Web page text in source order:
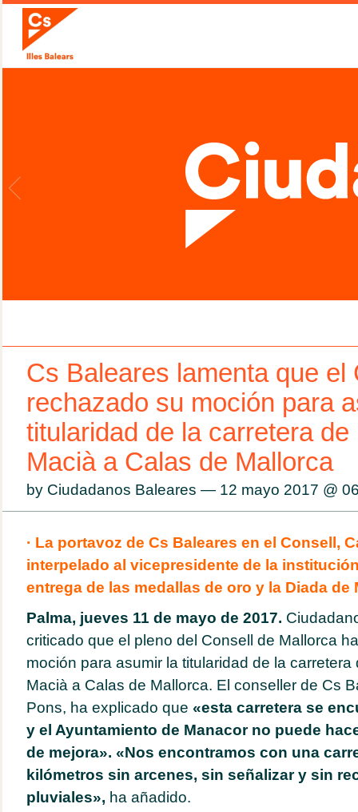
Cs Baleares lamenta que el
rechazado su moción para
titularidad de la carretera
Macià a Calas de Mallorca
by Ciudadanos Baleares — 12 mayo 2017 @
· La portavoz de Cs Baleares en el Consell,
interpelado al vicepresidente de la
entrega de las medallas de oro y la Diada de
Palma, jueves 11 de mayo de 2017.
criticado que el pleno del Consell de Mallorca
moción para asumir la titularidad de la carretera
Macià a Calas de Mallorca. El conseller de Cs
Pons, ha explicado que «esta carretera se
y el Ayuntamiento de Manacor no puede
de mejora». «Nos encontramos con una
kilómetros sin arcenes, sin señalizar y sin
pluviales», ha añadido.